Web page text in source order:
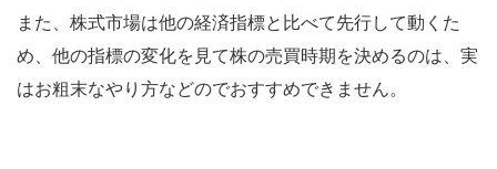
また、株式市場は他の経済指標と比べて先行して動くた
め、他の指標の変化を見て株の売買時期を決めるのは、実
はお粗末なやり方などのでおすすめできません。